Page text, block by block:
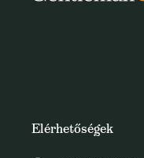
Elérhetőségek